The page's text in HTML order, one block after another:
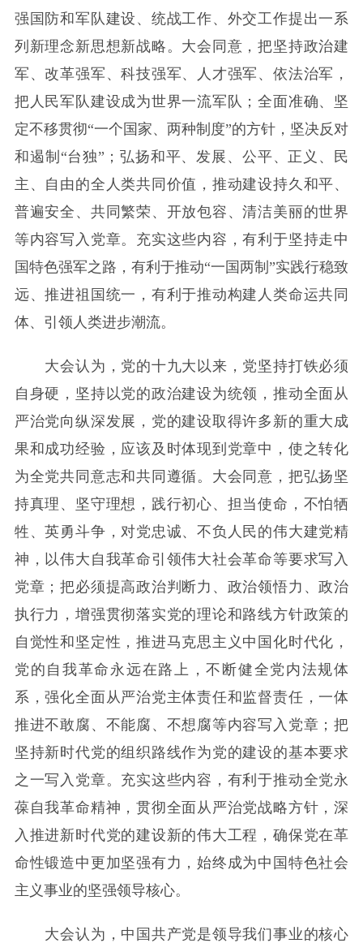
强国防和军队建设、统战工作、外交工作提出一系
列新理念新思想新战略。大会同意，把坚持政治建
军、改革强军、科技强军、人才强军、依法治军，
把人民军队建设成为世界一流军队；全面准确、坚
定不移贯彻“一个国家、两种制度”的方针，坚决反对
和遏制“台独”；弘扬和平、发展、公平、正义、民
主、自由的全人类共同价值，推动建设持久和平、
普遍安全、共同繁荣、开放包容、清洁美丽的世界
等内容写入党章。充实这些内容，有利于坚持走中
国特色强军之路，有利于推动“一国两制”实践行稳致
远、推进祖国统一，有利于推动构建人类命运共同
体、引领人类进步潮流。
大会认为，党的十九大以来，党坚持打铁必须
自身硬，坚持以党的政治建设为统领，推动全面从
严治党向纵深发展，党的建设取得许多新的重大成
果和成功经验，应该及时体现到党章中，使之转化
为全党共同意志和共同遵循。大会同意，把弘扬坚
持真理、坚守理想，践行初心、担当使命，不怕牺
牲、英勇斗争，对党忠诚、不负人民的伟大建党精
神，以伟大自我革命引领伟大社会革命等要求写入
党章；把必须提高政治判断力、政治领悟力、政治
执行力，增强贯彻落实党的理论和路线方针政策的
自觉性和坚定性，推进马克思主义中国化时代化，
党的自我革命永远在路上，不断健全党内法规体
系，强化全面从严治党主体责任和监督责任，一体
推进不敢腐、不能腐、不想腐等内容写入党章；把
坚持新时代党的组织路线作为党的建设的基本要求
之一写入党章。充实这些内容，有利于推动全党永
葆自我革命精神，贯彻全面从严治党战略方针，深
入推进新时代党的建设新的伟大工程，确保党在革
命性锻造中更加坚强有力，始终成为中国特色社会
主义事业的坚强领导核心。
大会认为，中国共产党是领导我们事业的核心